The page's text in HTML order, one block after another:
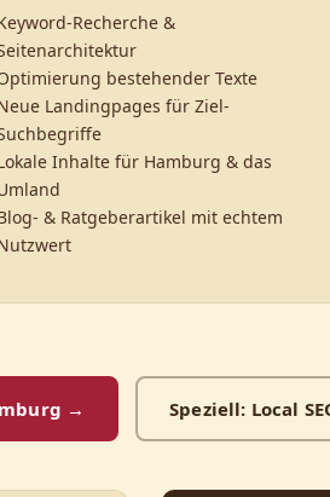
Recherche &
bestehender Texte
Landingpages für Ziel-
Inhalte für Hamburg & das
& Ratgeberartikel mit echtem
→ Speziell: Local